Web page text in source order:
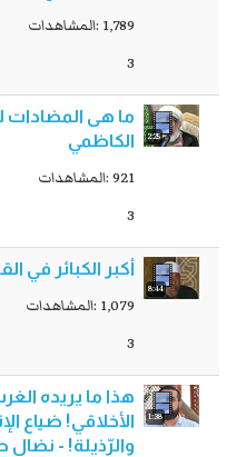
1,789 :المشاهدات
3
2:25
ما هی
الكاظمي
921 :المشاهدات
3
8:44
أكبر الكبائر في
1,079 :المشاهدات
3
1:38
هذا ما يريده
الأخلاقي! ضياع
والرّذيلة! - نضال